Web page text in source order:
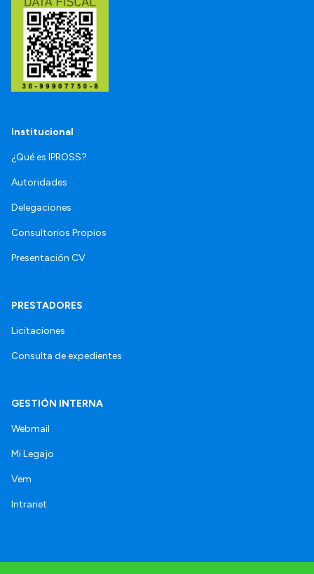
Institucional
¿Qué es IPROSS?
Autoridades
Delegaciones
Consultorios Propios
Presentación CV
PRESTADORES
Licitaciones
Consulta de expedientes
GESTIÓN INTERNA
Webmail
Mi Legajo
Vem
Intranet